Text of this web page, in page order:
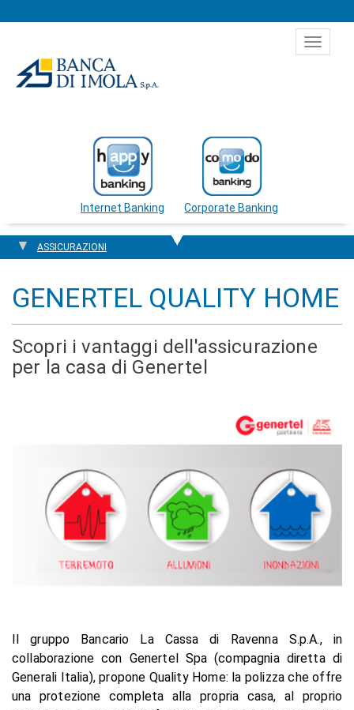
Toggle
Internet Banking Corporate Banking
ASSICURAZIONI
GENERTEL QUALITY HOME
Scopri i vantaggi dell'assicurazione
per la casa di Genertel
Il gruppo Bancario La Cassa di Ravenna S.p.A., in
collaborazione con Genertel Spa (compagnia diretta di
Generali Italia), propone Quality Home: la polizza che offre
una protezione completa alla propria casa, al proprio